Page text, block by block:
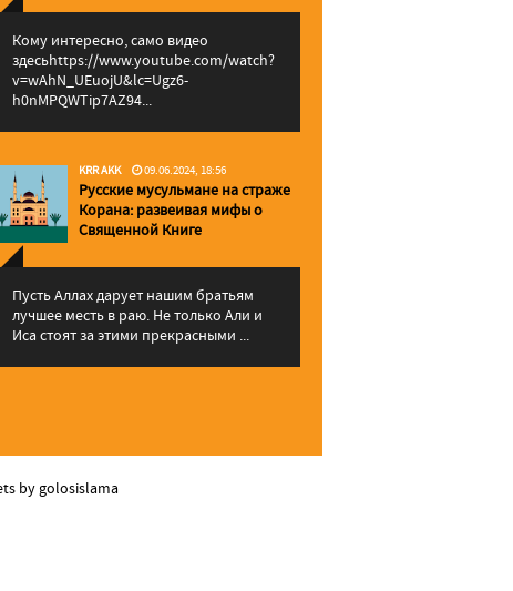
Кому интересно, само видео
здесьhttps://www.youtube.com/watch?
v=wAhN_UEuojU&lc=Ugz6-
h0nMPQWTip7AZ94...
KRR AKK 09.06.2024, 18:56
Русские мусульмане на страже
Корана: pазвеивая мифы о
Священной Книге
Пусть Аллах дарует нашим братьям
лучшее месть в раю. Не только Али и
Иса стоят за этими прекрасными ...
by golosislama